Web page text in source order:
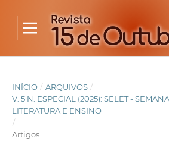
INÍCIO / ARQUIVOS /
V. 5 N. ESPECIAL (2025): SELET -
LITERATURA E ENSINO
/
Artigos